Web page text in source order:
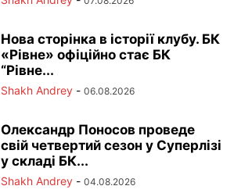
Нова сторінка в історії клубу. БК
«Рівне» офіційно стає БК
“Рівне...
Shakh Andrey - 06.08.2026
Олександр Поносов проведе
свій четвертий сезон у Суперлізі
у складі БК...
Shakh Andrey - 04.08.2026